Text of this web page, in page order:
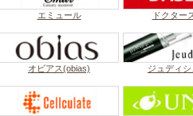
エミュール ドクター
オビアス(obias) ジュディ